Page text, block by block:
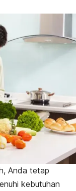
Anda tetap
kebutuhan